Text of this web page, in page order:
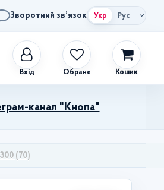
Зворотний зв’язок Укр Рус
Обране Кошик
канал "Кнопа"
(70)